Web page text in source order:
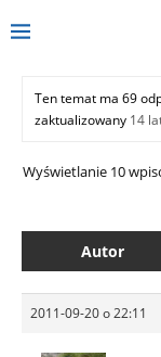
Ten temat ma 69
zaktualizowany 14
Wyświetlanie 10
Autor
2011-09-20 o 22:11